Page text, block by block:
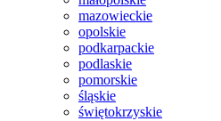
mazowieckie
opolskie
podkarpackie
podlaskie
pomorskie
śląskie
świętokrzyskie